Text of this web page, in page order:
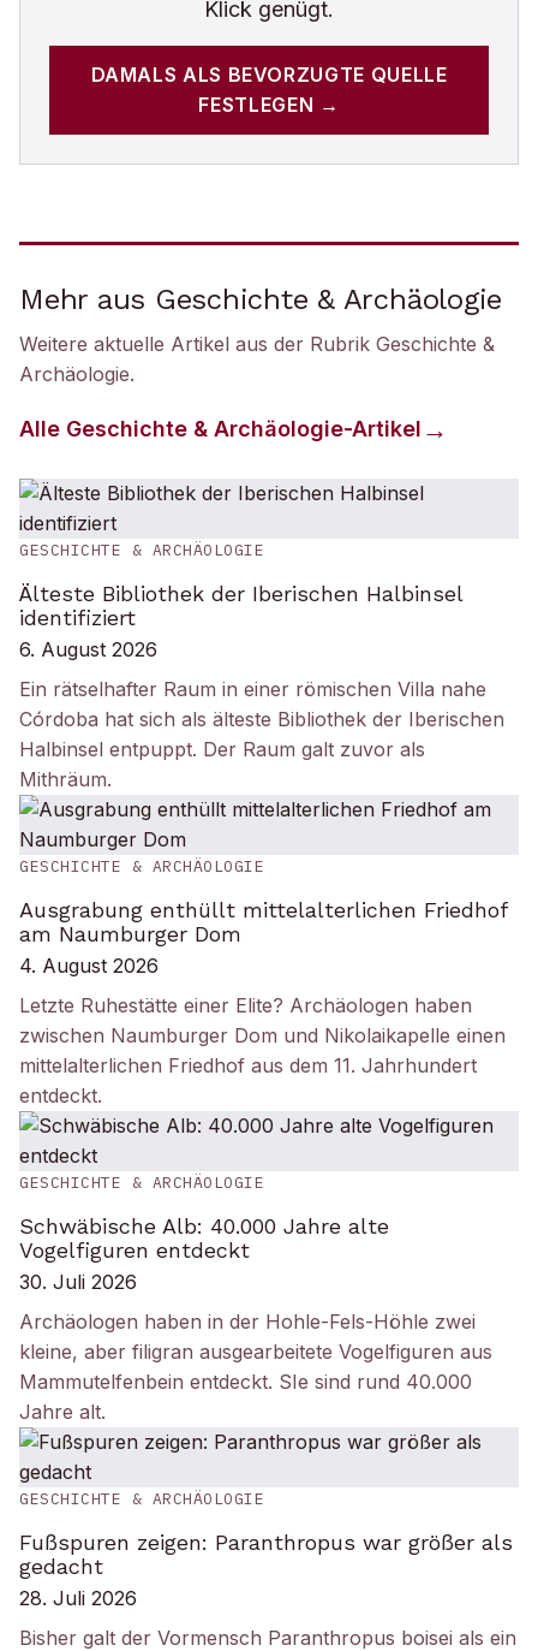
Klick genügt.
DAMALS ALS BEVORZUGTE QUELLE
FESTLEGEN →
Mehr aus Geschichte & Archäologie
Weitere aktuelle Artikel aus der Rubrik Geschichte &
Archäologie.
Alle Geschichte & Archäologie-Artikel
GESCHICHTE & ARCHÄOLOGIE
Älteste Bibliothek der Iberischen Halbinsel
identifiziert
6. August 2026
Ein rätselhafter Raum in einer römischen Villa nahe
Córdoba hat sich als älteste Bibliothek der Iberischen
Halbinsel entpuppt. Der Raum galt zuvor als
Mithräum.
GESCHICHTE & ARCHÄOLOGIE
Ausgrabung enthüllt mittelalterlichen Friedhof
am Naumburger Dom
4. August 2026
Letzte Ruhestätte einer Elite? Archäologen haben
zwischen Naumburger Dom und Nikolaikapelle einen
mittelalterlichen Friedhof aus dem 11. Jahrhundert
entdeckt.
GESCHICHTE & ARCHÄOLOGIE
Schwäbische Alb: 40.000 Jahre alte
Vogelfiguren entdeckt
30. Juli 2026
Archäologen haben in der Hohle-Fels-Höhle zwei
kleine, aber filigran ausgearbeitete Vogelfiguren aus
Mammutelfenbein entdeckt. SIe sind rund 40.000
Jahre alt.
GESCHICHTE & ARCHÄOLOGIE
Fußspuren zeigen: Paranthropus war größer als
gedacht
28. Juli 2026
Bisher galt der Vormensch Paranthropus boisei als ein